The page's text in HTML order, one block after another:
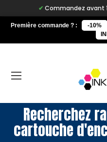
Commandez avant
Première commande ? : -10%
Recherchez
cartouche